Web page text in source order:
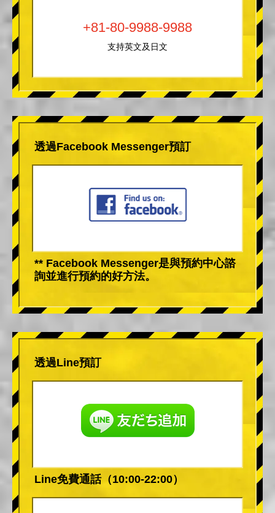
+81-80-9988-9988
支持英文及日文
透過Facebook Messenger預訂
** Facebook Messenger是與預約中心諮
詢並進行預約的好方法。
透過Line預訂
Line免費通話（10:00-22:00）